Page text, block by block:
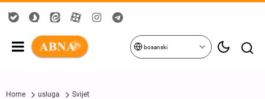
bosanski
Home usluga Svijet